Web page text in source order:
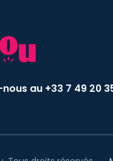
au +33 7 49 20